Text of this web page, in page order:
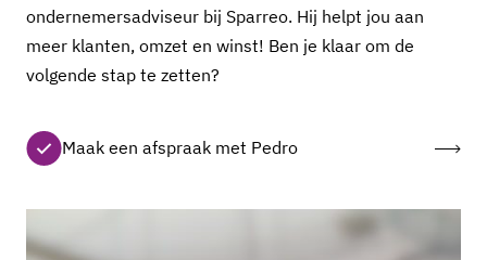
ondernemersadviseur bij Sparreo. Hij helpt jou aan
meer klanten, omzet en winst! Ben je klaar om de
volgende stap te zetten?
Maak een afspraak met Pedro